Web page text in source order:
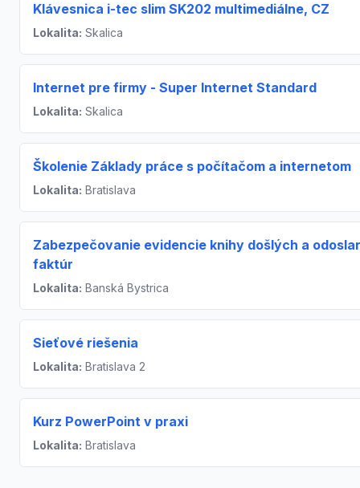
Klávesnica i-tec slim SK202 multimediálne, CZ
Lokalita: Skalica
Internet pre firmy - Super Internet Standard
Lokalita: Skalica
Školenie Základy práce s počítačom a internetom
Lokalita: Bratislava
Zabezpečovanie evidencie knihy došlých a
faktúr
Lokalita: Banská Bystrica
Sieťové riešenia
Lokalita: Bratislava 2
Kurz PowerPoint v praxi
Lokalita: Bratislava